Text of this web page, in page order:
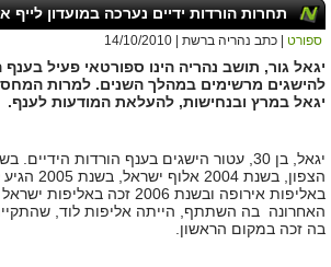
תחרות הורדות ידיים נערכה במועדון לייף
ספורט | כתב נהריה ברשת | 14/10/2010
יגאל גור, תושב נהריה הינו ספורטאי פעיל בענף
להישגים מרשימים במהלך השנים. למרות
יגאל במרץ ובנחישות, להעלאת המודעות לענף.
הצפון, בשנת
באליפות אירופה ובשנת 2006
האחרונה בה השתתף, הייתה אליפות לוד,
בה זכה במקום הראשון.